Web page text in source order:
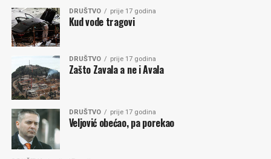
DRUŠTVO prije 17 godina
Kud vode tragovi
DRUŠTVO prije 17 godina
Zašto Zavala a ne i Avala
DRUŠTVO prije 17 godina
Veljović obećao, pa porekao